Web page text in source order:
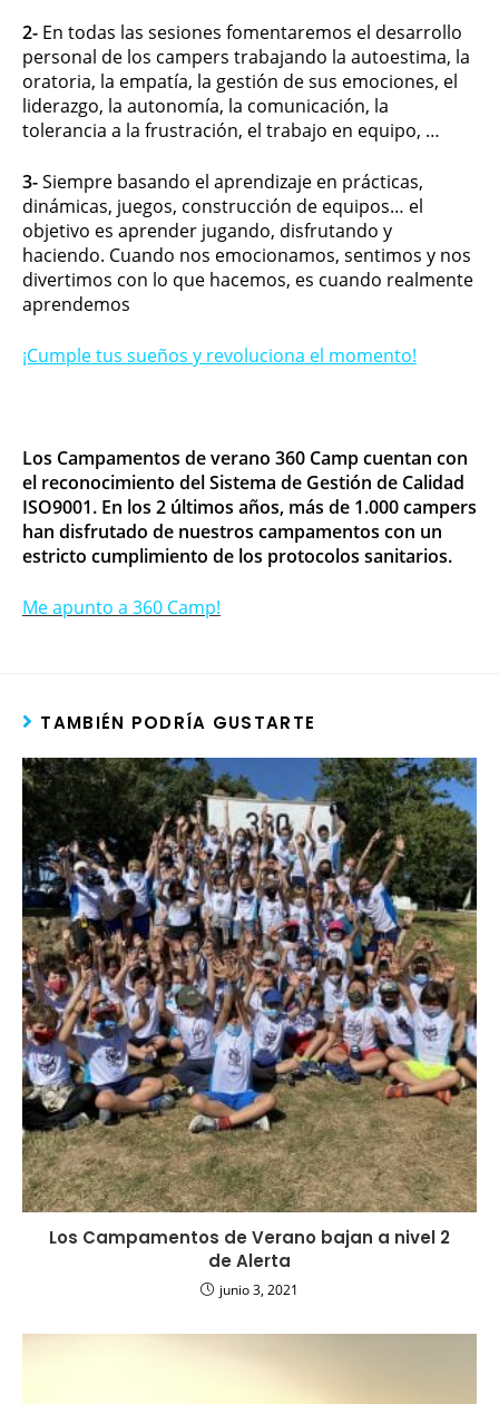
2- En todas las sesiones fomentaremos el desarrollo
personal de los campers trabajando la autoestima, la
oratoria, la empatía, la gestión de sus emociones, el
liderazgo, la autonomía, la comunicación, la
tolerancia a la frustración, el trabajo en equipo, …
3-Siempre basando el aprendizaje en prácticas,
dinámicas, juegos, construcción de equipos… el
objetivo es aprender jugando, disfrutando y
haciendo. Cuando nos emocionamos, sentimos y nos
divertimos con lo que hacemos, es cuando realmente
aprendemos
¡Cumple tus sueños y revoluciona el momento!
Los Campamentos de verano 360 Camp cuentan con
el reconocimiento del Sistema de Gestión de Calidad
ISO9001. En los 2 últimos años, más de 1.000 campers
han disfrutado de nuestros campamentos con un
estricto cumplimiento de los protocolos sanitarios.
Me apunto a 360 Camp!
TAMBIÉN PODRÍA GUSTARTE
Los Campamentos de Verano bajan a nivel 2
de Alerta
junio 3, 2021